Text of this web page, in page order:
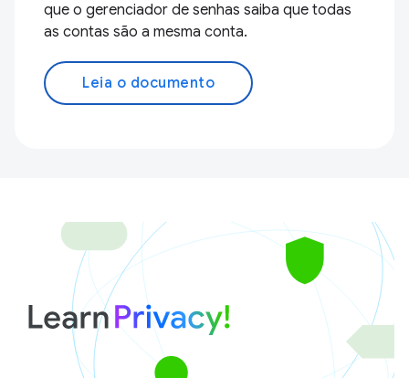
que o gerenciador de senhas saiba que todas
as contas são a mesma conta.
Leia o documento